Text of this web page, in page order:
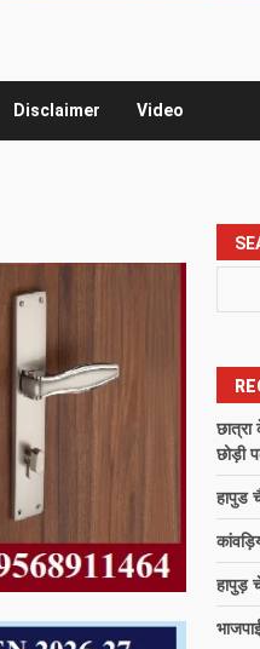
Disclaimer Video
छोड़ी
हापुड
हापुड़